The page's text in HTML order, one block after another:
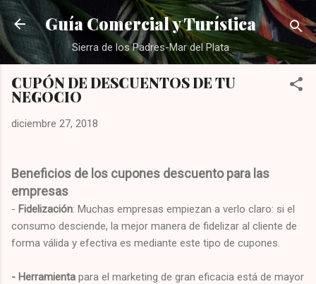
Ir al contenido principal
Guía Comercial y Turística
Sierra de los Padres-Mar del Plata
CUPÓN DE DESCUENTOS DE TU
NEGOCIO
diciembre 27, 2018
Beneficios de los cupones descuento para las
empresas
- Fidelización: Muchas empresas empiezan a verlo claro: si el
consumo desciende, la mejor manera de fidelizar al cliente de
forma válida y efectiva es mediante este tipo de cupones.
- Herramienta para el marketing de gran eficacia está de mayor